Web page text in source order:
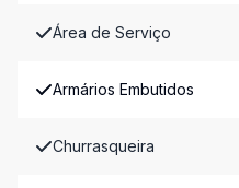
Área de Serviço
Armários Embutidos
Churrasqueira